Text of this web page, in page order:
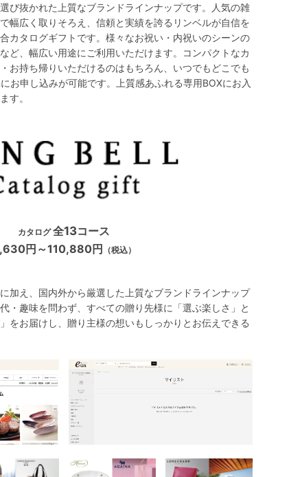
び抜かれた上質なブランドラインナップです。人気の雑
幅広く取りそろえ、信頼と実績を誇るリンベルが自信を
カタログギフトです。様々なお祝い・内祝いのシーンの
ど、幅広い用途にご利用いただけます。コンパクトなカ
お持ち帰りいただけるのはもちろん、いつでもどこでも
お申し込みが可能です。上質感あふれる専用BOXにお入
す。
カタログ全13コース
円～110,880円 （税込）
加え、国内外から厳選した上質なブランドラインナップ
・趣味を問わず、すべての贈り先様に「選ぶ楽しさ」と
をお届けし、贈り主様の想いもしっかりとお伝えできる